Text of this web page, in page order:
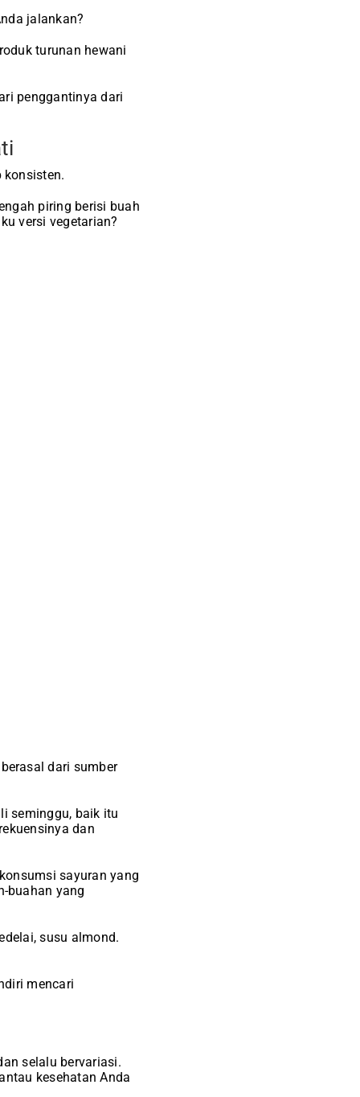
jalankan?
turunan hewani
penggantinya dari
konsisten.
piring berisi buah
versi vegetarian?
dari sumber
seminggu, baik itu
dan
sayuran yang
buahan yang
susu almond.
mencari
selalu bervariasi.
kesehatan Anda